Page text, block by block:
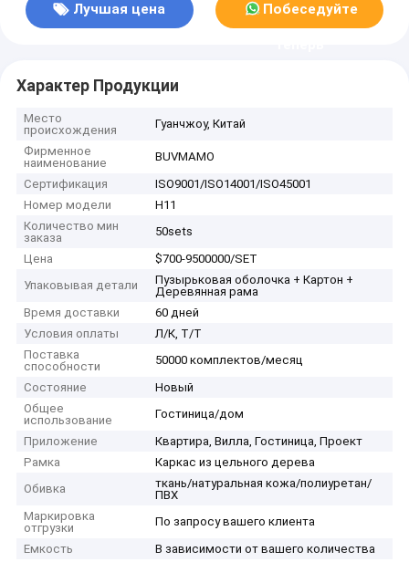
Лучшая цена Побеседуйте
Характер Продукции
Место
происхождения
Гуанчжоу, Китай
Фирменное
наименование
BUVMAMO
Сертификация
ISO9001/ISO14001/ISO45001
Номер модели
H11
Количество мин
заказа
50sets
Цена
$700-9500000/SET
Упаковывая детали
Пузырьковая оболочка + Картон +
Деревянная рама
Время доставки
60 дней
Условия оплаты
Л/К, Т/Т
Поставка
способности
50000 комплектов/месяц
Состояние
Новый
Общее
использование
Гостиница/дом
Приложение
Квартира, Вилла, Гостиница, Проект
Рамка
Каркас из цельного дерева
Обивка
ткань/натуральная кожа/полиуретан/
ПВХ
Маркировка
отгрузки
По запросу вашего клиента
Емкость
В зависимости от вашего количества